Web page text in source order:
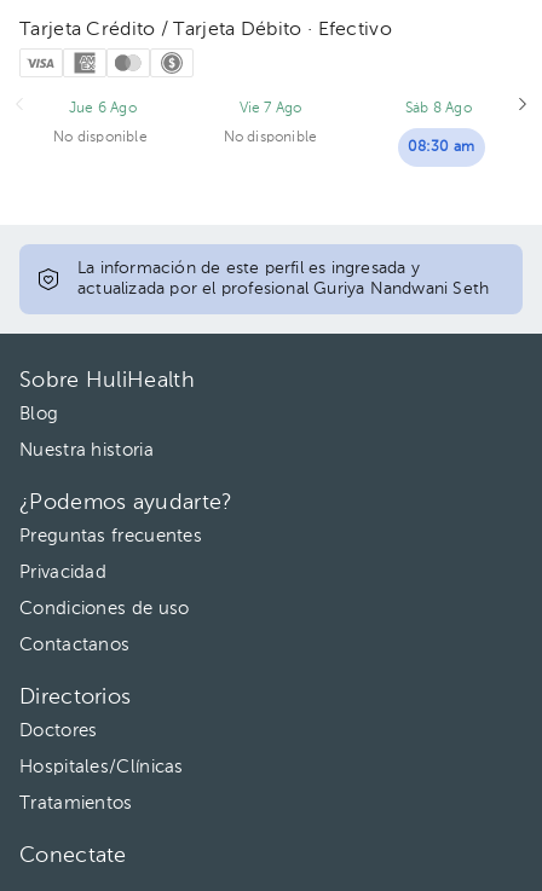
Tarjeta Crédito / Tarjeta Débito · Efectivo
Jue 6 Ago
No disponible
Vie 7 Ago
No disponible
Sáb 8 Ago
08:30 am
La información de este perfil es ingresada y
actualizada por el profesional Guriya Nandwani Seth
Sobre HuliHealth
Blog
Nuestra historia
¿Podemos ayudarte?
Preguntas frecuentes
Privacidad
Condiciones de uso
Contactanos
Directorios
Doctores
Hospitales/Clínicas
Tratamientos
Conectate